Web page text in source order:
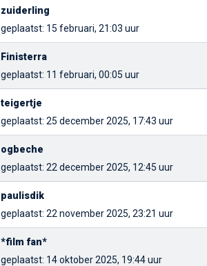
zuiderling
geplaatst: 15 februari, 21:03 uur
Finisterra
geplaatst: 11 februari, 00:05 uur
teigertje
geplaatst: 25 december 2025, 17:43 uur
ogbeche
geplaatst: 22 december 2025, 12:45 uur
paulisdik
geplaatst: 22 november 2025, 23:21 uur
*film fan*
geplaatst: 14 oktober 2025, 19:44 uur